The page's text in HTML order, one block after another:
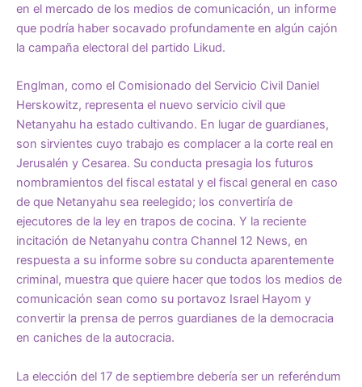
en el mercado de los medios de comunicación, un informe
que podría haber socavado profundamente en algún cajón
la campaña electoral del partido Likud.
Englman, como el Comisionado del Servicio Civil Daniel
Herskowitz, representa el nuevo servicio civil que
Netanyahu ha estado cultivando. En lugar de guardianes,
son sirvientes cuyo trabajo es complacer a la corte real en
Jerusalén y Cesarea. Su conducta presagia los futuros
nombramientos del fiscal estatal y el fiscal general en caso
de que Netanyahu sea reelegido; los convertiría de
ejecutores de la ley en trapos de cocina. Y la reciente
incitación de Netanyahu contra Channel 12 News, en
respuesta a su informe sobre su conducta aparentemente
criminal, muestra que quiere hacer que todos los medios de
comunicación sean como su portavoz Israel Hayom y
convertir la prensa de perros guardianes de la democracia
en caniches de la autocracia.
La elección del 17 de septiembre debería ser un referéndum